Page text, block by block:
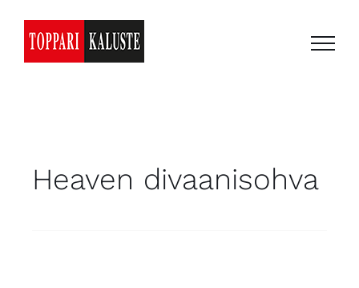
content
Heaven divaanisohva